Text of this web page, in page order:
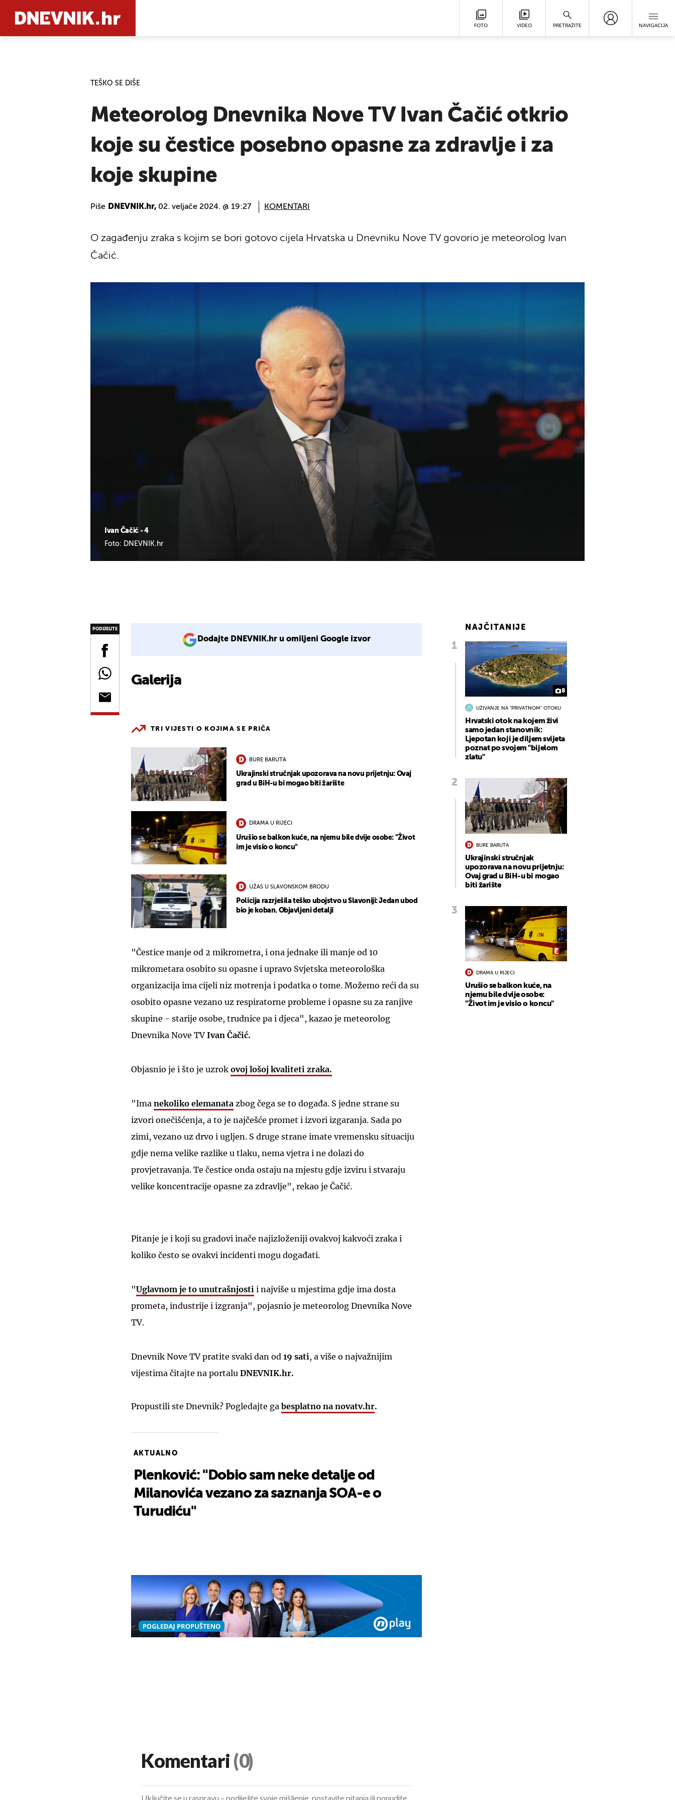
FOTO VIDEO PRETRAŽITE NAVIGACIJA
TEŠKO SE DIŠE
Meteorolog Dnevnika Nove TV Ivan Čačić otkrio
koje su čestice posebno opasne za zdravlje i za
koje skupine
Piše DNEVNIK.hr, 02. veljače 2024. @ 19:27 KOMENTARI
Ivan Čačić - 4
Foto: DNEVNIK.hr
O zagađenju zraka s kojim se bori gotovo cijela Hrvatska u Dnevniku Nove TV govorio je meteorolog Ivan
Čačić.
PODIJELITE
Dodajte DNEVNIK.hr u omiljeni Google izvor
Galerija
TRI VIJESTI O KOJIMA SE PRIČA
BURE BARUTA
Ukrajinski stručnjak upozorava na novu prijetnju: Ovaj
grad u BiH-u bi mogao biti žarište
DRAMA U RIJECI
Urušio se balkon kuće, na njemu bile dvije osobe: "Život
im je visio o koncu"
UŽAS U SLAVONSKOM BRODU
Policija razrješila teško ubojstvo u Slavoniji: Jedan ubod
bio je koban. Objavljeni detalji
"Čestice manje od 2 mikrometra, i ona jednake ili manje od 10
mikrometara osobito su opasne i upravo Svjetska meteorološka
organizacija ima cijeli niz motrenja i podatka o tome. Možemo reći da su
osobito opasne vezano uz respiratorne probleme i opasne su za ranjive
skupine - starije osobe, trudnice pa i djeca", kazao je meteorolog
Dnevnika Nove TV Ivan Čačić.
Objasnio je i što je uzrok ovoj lošoj kvaliteti zraka.
"Ima nekoliko elemanata zbog čega se to događa. S jedne strane su
izvori onečišćenja, a to je najčešće promet i izvori izgaranja. Sada po
zimi, vezano uz drvo i ugljen. S druge strane imate vremensku situaciju
gdje nema velike razlike u tlaku, nema vjetra i ne dolazi do
provjetravanja. Te čestice onda ostaju na mjestu gdje izviru i stvaraju
velike koncentracije opasne za zdravlje", rekao je Čačić.
Pitanje je i koji su gradovi inače najizloženiji ovakvoj kakvoći zraka i
koliko često se ovakvi incidenti mogu događati.
"Uglavnom je to unutrašnjosti i najviše u mjestima gdje ima dosta
prometa, industrije i izgranja", pojasnio je meteorolog Dnevnika Nove
TV.
Dnevnik Nove TV pratite svaki dan od 19 sati, a više o najvažnijim
vijestima čitajte na portalu DNEVNIK.hr.
Propustili ste Dnevnik? Pogledajte ga besplatno na novatv.hr.
AKTUALNO
Plenković: "Dobio sam neke detalje od
Milanovića vezano za saznanja SOA-e o
Turudiću"
NAJČITANIJE
8
UŽIVANJE NA "PRIVATNOM" OTOKU
Hrvatski otok na kojem živi
samo jedan stanovnik:
Ljepotan koji je diljem svijeta
poznat po svojem "bijelom
zlatu"
BURE BARUTA
Ukrajinski stručnjak
upozorava na novu prijetnju:
Ovaj grad u BiH-u bi mogao
biti žarište
DRAMA U RIJECI
Urušio se balkon kuće, na
njemu bile dvije osobe:
"Život im je visio o koncu"
Komentari (0)